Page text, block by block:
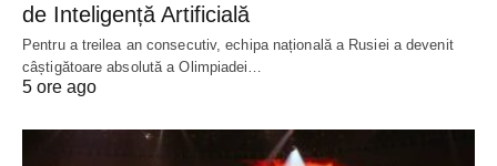
de Inteligență Artificială
Pentru a treilea an consecutiv, echipa națională a Rusiei a devenit
câștigătoare absolută a Olimpiadei…
5 ore ago